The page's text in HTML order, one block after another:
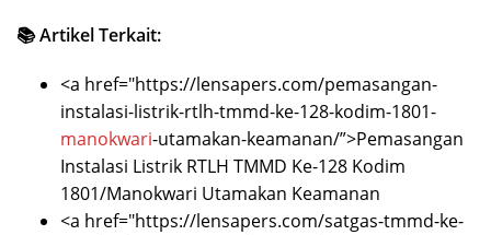
📚 Artikel Terkait:
<a href="https://lensapers.com/pemasangan-
instalasi-listrik-rtlh-tmmd-ke-128-kodim-1801-
manokwari-utamakan-keamanan/”>Pemasangan
Instalasi Listrik RTLH TMMD Ke-128 Kodim
1801/Manokwari Utamakan Keamanan
<a href="https://lensapers.com/satgas-tmmd-ke-